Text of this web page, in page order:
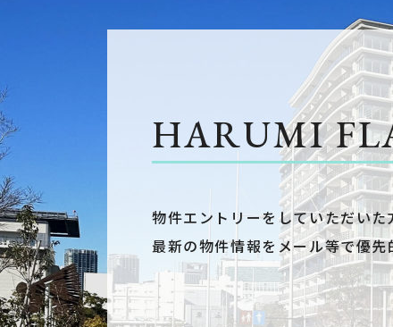
HARUMI
物件エントリーをしていただいた
最新の物件情報をメール等で優